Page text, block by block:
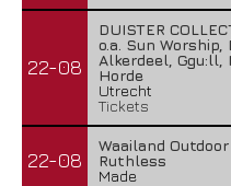
22-08
DUISTER
o.a. Sun Worship,
Alkerdeel, Ggu:ll,
Horde
Utrecht
Tickets
22-08
Waailand
Ruthless
Made